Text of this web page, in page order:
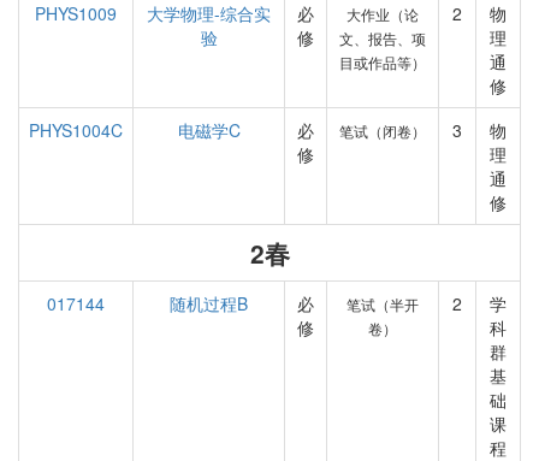
PHYS1009
大学物理-综合实
验
必
修
大作业（论
文、报告、项
目或作品等）
2
物
理
通
修
PHYS1004C
电磁学C
必
修
笔试（闭卷） 3
物
理
通
修
2春
017144 随机过程B
必
修
笔试（半开
卷）
2
学
科
群
基
础
课
程